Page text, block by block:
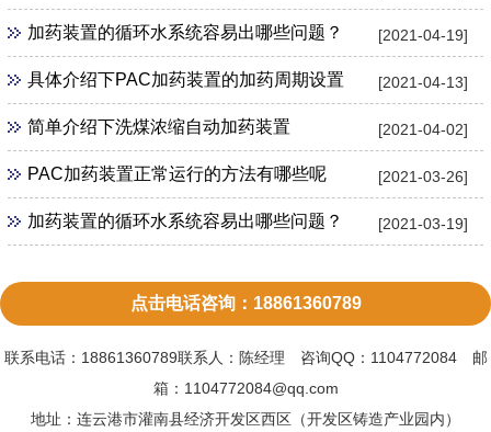
[2021-04-19]
加药装置的循环水系统容易出哪些问题？
[2021-04-13]
具体介绍下PAC加药装置的加药周期设置
[2021-04-02]
简单介绍下洗煤浓缩自动加药装置
[2021-03-26]
PAC加药装置正常运行的方法有哪些呢
[2021-03-19]
加药装置的循环水系统容易出哪些问题？
点击电话咨询：18861360789
联系电话：18861360789联系人：陈经理 咨询QQ：1104772084 邮
箱：1104772084@qq.com
地址：连云港市灌南县经济开发区西区（开发区铸造产业园内）